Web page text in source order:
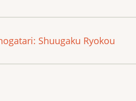
Shuugaku Ryokou